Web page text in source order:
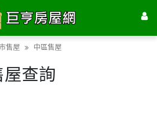
售屋 中區售屋
屋查詢